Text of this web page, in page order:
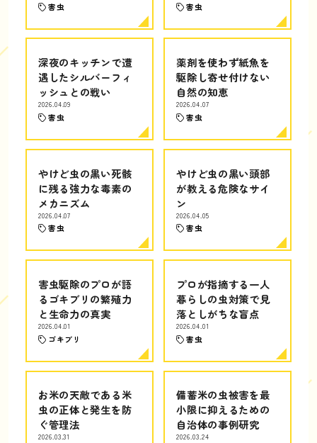
害虫 害虫
深夜のキッチンで遭
遇したシルバーフィ
ッシュとの戦い
2026.04.09
害虫
薬剤を使わず紙魚を
駆除し寄せ付けない
自然の知恵
2026.04.07
害虫
やけど虫の黒い死骸
に残る強力な毒素の
メカニズム
2026.04.07
害虫
やけど虫の黒い頭部
が教える危険なサイ
ン
2026.04.05
害虫
害虫駆除のプロが語
るゴキブリの繁殖力
と生命力の真実
2026.04.01
ゴキブリ
プロが指摘する一人
暮らしの虫対策で見
落としがちな盲点
2026.04.01
害虫
お米の天敵である米
虫の正体と発生を防
ぐ管理法
2026.03.31
備蓄米の虫被害を最
小限に抑えるための
自治体の事例研究
2026.03.24